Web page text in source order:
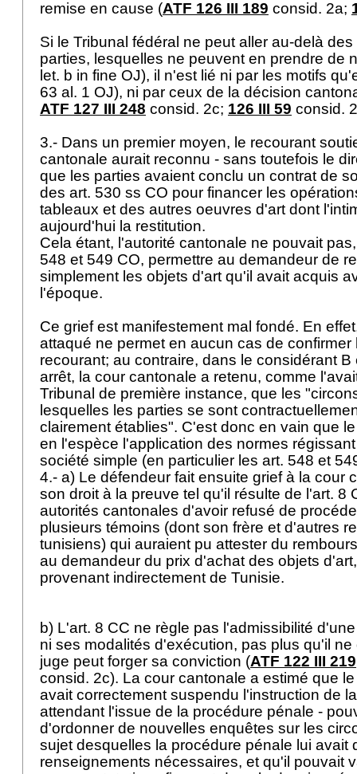
remise en cause (ATF 126 III 189 consid. 2a;
Si le Tribunal fédéral ne peut aller au-delà
parties, lesquelles ne peuvent en prendre de
let. b in fine OJ), il n'est lié ni par les motifs
63 al. 1 OJ), ni par ceux de la décision
ATF 127 III 248 consid. 2c; 126 III 59 consid.
3.- Dans un premier moyen, le recourant
cantonale aurait reconnu - sans toutefois le
que les parties avaient conclu un contrat de
des art. 530 ss CO pour financer les
tableaux et des autres oeuvres d'art dont
aujourd'hui la restitution.
Cela étant, l'autorité cantonale ne pouvait
548 et 549 CO, permettre au demandeur de
simplement les objets d'art qu'il avait acquis
l'époque.
Ce grief est manifestement mal fondé. En
attaqué ne permet en aucun cas de
recourant; au contraire, dans le considérant
arrêt, la cour cantonale a retenu, comme
Tribunal de première instance, que les
lesquelles les parties se sont
clairement établies". C'est donc en vain que
en l'espèce l'application des normes
société simple (en particulier les art. 548 et
4.- a) Le défendeur fait ensuite grief à la cour
son droit à la preuve tel qu'il résulte de l'art. 8
autorités cantonales d'avoir refusé de
plusieurs témoins (dont son frère et d'autres
tunisiens) qui auraient pu attester du
au demandeur du prix d'achat des objets
provenant indirectement de Tunisie.
b) L'art. 8 CC ne règle pas l'admissibilité
ni ses modalités d'exécution, pas plus qu'il
juge peut forger sa conviction (ATF 122 III 219
consid. 2c). La cour cantonale a estimé que
avait correctement suspendu l'instruction de
attendant l'issue de la procédure pénale -
d'ordonner de nouvelles enquêtes sur les
sujet desquelles la procédure pénale lui avait
renseignements nécessaires, et qu'il pouvait